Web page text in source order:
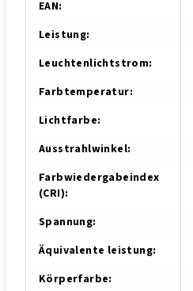
EAN:
Leistung:
Leuchtenlichtstrom:
Farbtemperatur:
Lichtfarbe:
Ausstrahlwinkel:
Farbwiedergabeindex
(CRI):
Spannung:
Äquivalente leistung:
Körperfarbe: